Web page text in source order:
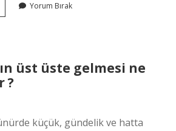
Yorum Bırak
üst üste gelmesi ne
?
küçük, gündelik ve hatta